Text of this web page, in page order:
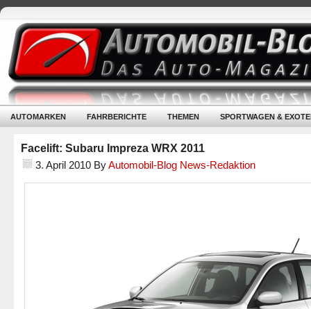
AUTOMARKEN FAHRBERICHTE THEMEN SPORTWAGEN &
Facelift: Subaru Impreza WRX 2011
3. April 2010 ByAutomobil-Blog News-Redaktion